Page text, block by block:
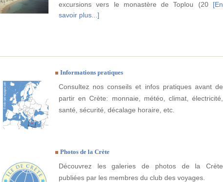
excursions vers le monastère de Toplou (20 [En
savoir plus...]
Informations pratiques
Consultez nos conseils et infos pratiques avant de
partir en Crète: monnaie, météo, climat, électricité,
santé, sécurité, décalage horaire, etc.
Photos de la Crète
Découvrez les galeries de photos de la Crète
publiées par les membres du club des voyages.